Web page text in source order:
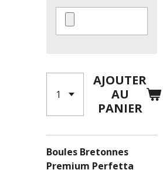
AJOUTER
AU
PANIER
Boules Bretonnes
Premium Perfetta